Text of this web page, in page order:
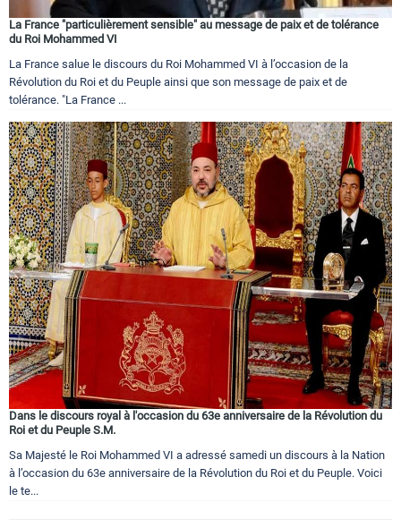
La France "particulièrement sensible" au message de paix et de tolérance
du Roi Mohammed VI
La France salue le discours du Roi Mohammed VI à l’occasion de la
Révolution du Roi et du Peuple ainsi que son message de paix et de
tolérance. "La France ...
Dans le discours royal à l'occasion du 63e anniversaire de la Révolution du
Roi et du Peuple S.M.
Sa Majesté le Roi Mohammed VI a adressé samedi un discours à la Nation
à l’occasion du 63e anniversaire de la Révolution du Roi et du Peuple. Voici
le te...